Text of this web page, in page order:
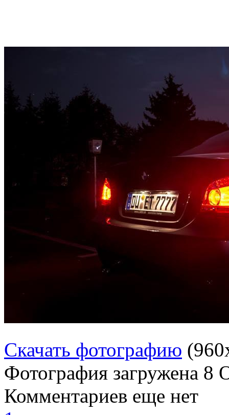
Скачать фотографию
Фотография загружена 8
Комментариев еще нет